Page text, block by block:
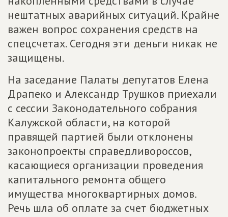
нештатных аварийных ситуаций. Крайне
важен вопрос сохранения средств на
спецсчетах. Сегодня эти деньги никак не
защищены.
На заседание Палаты депутатов Елена
Драпеко и Александр Трушков приехали
с сессии Законодательного собрания
Калужской области, на которой
правящей партией были отклонены
законопроекты справедливороссов,
касающиеся организации проведения
капитального ремонта общего
имущества многоквартирных домов.
Речь шла об оплате за счет бюджетных